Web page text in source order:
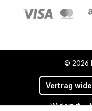
© 2026
Vertrag
Widerruf